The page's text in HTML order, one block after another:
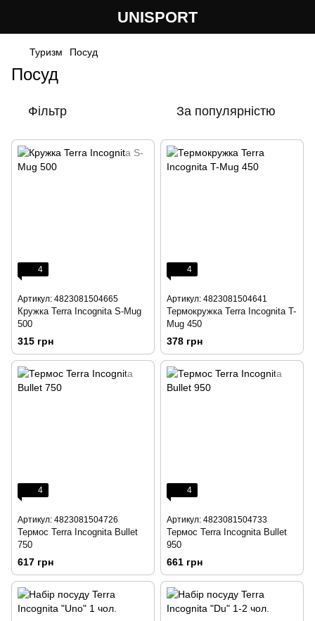
UNISPORT
Туризм Посуд
Посуд
Фільтр За популярністю
4
Артикул: 4823081504665
Кружка Terra Incognita S-Mug
500
315 грн
4
Артикул: 4823081504641
Термокружка Terra Incognita T-
Mug 450
378 грн
4
Артикул: 4823081504726
Термос Terra Incognita Bullet
750
617 грн
4
Артикул: 4823081504733
Термос Terra Incognita Bullet
950
661 грн